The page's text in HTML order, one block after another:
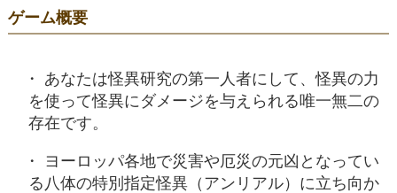
ゲーム概要
あなたは怪異研究の第一人者にして、怪異の力
を使って怪異にダメージを与えられる唯一無二の
存在です。
ヨーロッパ各地で災害や厄災の元凶となってい
る八体の特別指定怪異（アンリアル）に立ち向か